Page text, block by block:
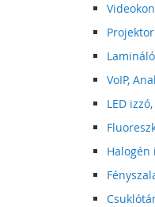
VoIP,
LED
Halogén